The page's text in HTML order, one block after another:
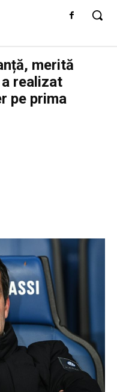
merită
realizat
pe prima